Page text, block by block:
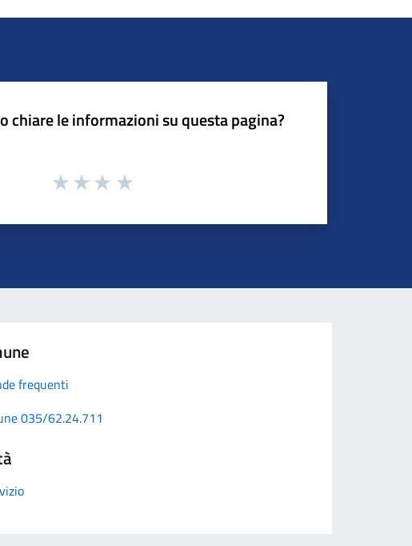
chiare le informazioni su questa pagina?
frequenti
035/62.24.711